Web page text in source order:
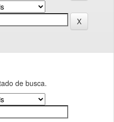
de busca.